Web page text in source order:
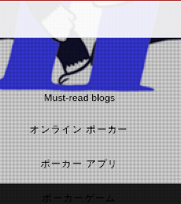
Must-read blogs
オンライン ポーカー
ポーカー アプリ
ポーカーゲーム